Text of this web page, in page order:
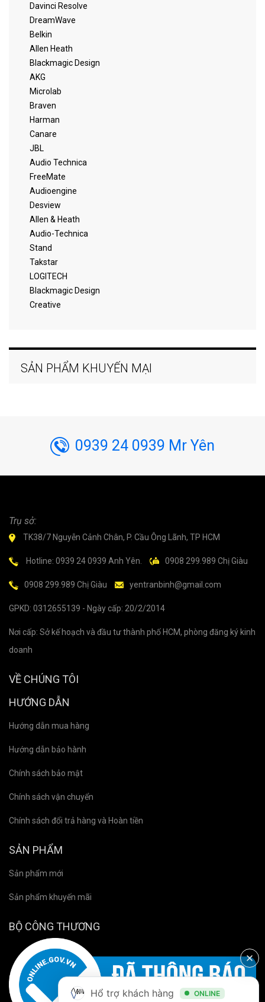
Davinci Resolve
DreamWave
Belkin
Allen Heath
Blackmagic Design
AKG
Microlab
Braven
Harman
Canare
JBL
Audio Technica
FreeMate
Audioengine
Desview
Allen & Heath
Audio-Technica
Stand
Takstar
LOGITECH
Blackmagic Design
Creative
SẢN PHẨM KHUYẾN MẠI
0939 24 0939 Mr Yên
Trụ sở:
TK38/7 Nguyễn Cảnh Chân, P. Cầu Ông Lãnh, TP HCM
Hotline: 0939 24 0939 Anh Yên. 0908 299.989 Chị Giàu
0908 299.989 Chị Giàu yentranbinh@gmail.com
GPKD: 0312655139 - Ngày cấp: 20/2/2014
Nơi cấp: Sở kế hoạch và đầu tư thành phố HCM, phòng đăng ký kinh
doanh
VỀ CHÚNG TÔI
HƯỚNG DẪN
Hướng dẫn mua hàng
Hướng dẫn bảo hành
Chính sách bảo mật
Chính sách vận chuyển
Chính sách đổi trả hàng và Hoàn tiền
SẢN PHẨM
Sản phẩm mới
Sản phẩm khuyến mãi
BỘ CÔNG THƯƠNG
Hổ trợ khách hàng ONLINE